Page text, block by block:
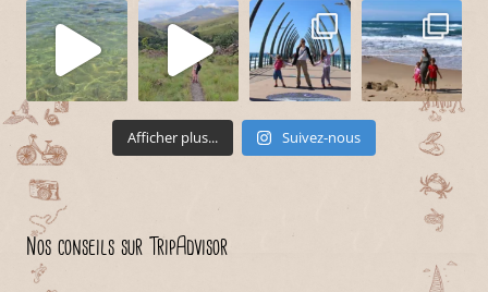
Afficher plus... Suivez-nous
Nos conseils sur TripAdvisor